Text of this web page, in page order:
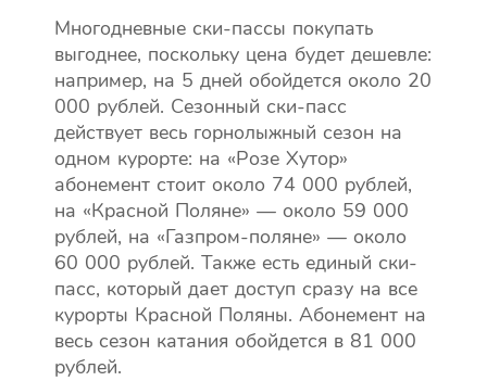
Многодневные ски-пассы покупать
выгоднее, поскольку цена будет дешевле:
например, на 5 дней обойдется около 20
000 рублей. Сезонный ски-пасс
действует весь горнолыжный сезон на
одном курорте: на «Розе Хутор»
абонемент стоит около 74 000 рублей,
на «Красной Поляне» — около 59 000
рублей, на «Газпром-поляне» — около
60 000 рублей. Также есть единый ски-
пасс, который дает доступ сразу на все
курорты Красной Поляны. Абонемент на
весь сезон катания обойдется в 81 000
рублей.